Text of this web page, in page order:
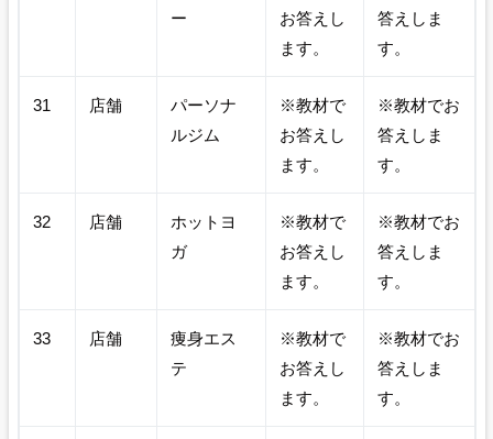
ー
お答えし
ます。
答えしま
す。
31 店舗
パーソナ
ルジム
※教材で
お答えし
ます。
※教材でお
答えしま
す。
32 店舗
ホットヨ
ガ
※教材で
お答えし
ます。
※教材でお
答えしま
す。
33 店舗
痩身エス
テ
※教材で
お答えし
ます。
※教材でお
答えしま
す。